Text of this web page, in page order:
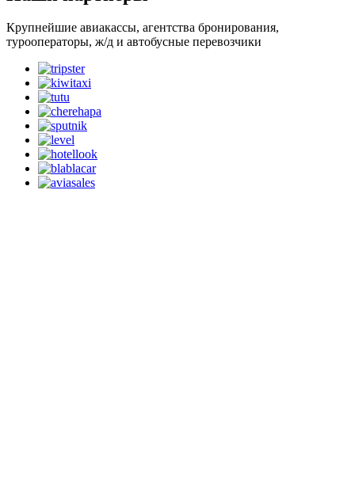
Крупнейшие авиакассы, агентства бронирования,
турооператоры, ж/д и автобусные перевозчики